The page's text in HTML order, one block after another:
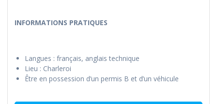
INFORMATIONS PRATIQUES
Langues : français, anglais technique
Lieu : Charleroi
Être en possession d’un permis B et d’un véhicule